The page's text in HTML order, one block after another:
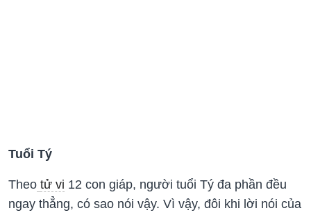
Tuổi Tý
Theo tử vi 12 con giáp, người tuổi Tý đa phần đều
ngay thẳng, có sao nói vậy. Vì vậy, đôi khi lời nói của